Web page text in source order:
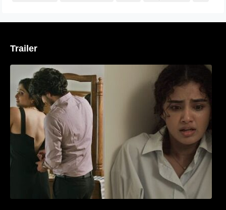
Trailer
‘മരീചിക’യുമായി അനുപമ പരമേശ്വരൻ;
മിസ്റ്ററി ത്രില്ലർ ട്രെയിലർ
വൈറലാകുന്നു..